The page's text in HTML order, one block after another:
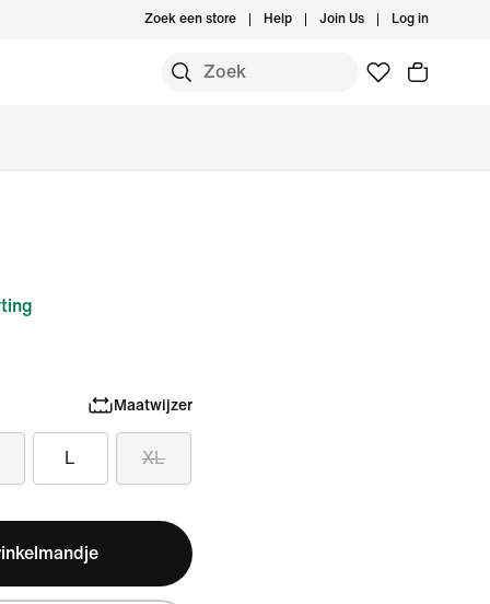
Zoek een store Help Join Us Log in
Maatwijzer
L XL